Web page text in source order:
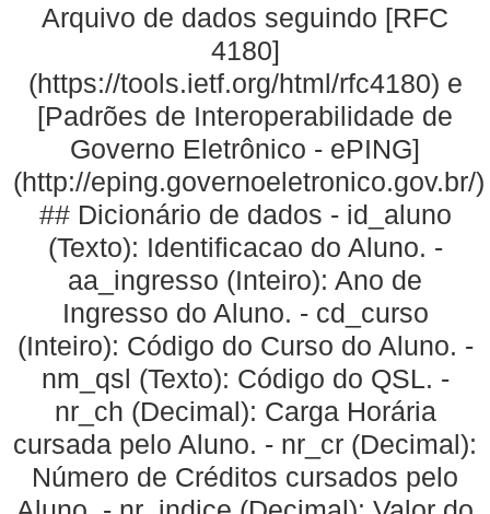
Arquivo de dados seguindo [RFC
4180]
(https://tools.ietf.org/html/rfc4180) e
[Padrões de Interoperabilidade de
Governo Eletrônico - ePING]
(http://eping.governoeletronico.gov.br/)
## Dicionário de dados - id_aluno
(Texto): Identificacao do Aluno. -
aa_ingresso (Inteiro): Ano de
Ingresso do Aluno. - cd_curso
(Inteiro): Código do Curso do Aluno. -
nm_qsl (Texto): Código do QSL. -
nr_ch (Decimal): Carga Horária
cursada pelo Aluno. - nr_cr (Decimal):
Número de Créditos cursados pelo